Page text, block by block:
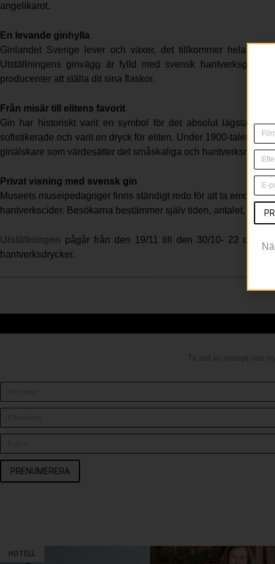
angelikarot.
En levande ginhylla
Ginlandet Sverige lever och växer, det tillkommer hela
Utställningens ginvägg är fylld med svensk hantverksgin
producenter att ställa dit sina flaskor.
Från misär till elitens favorit
Gin har historiskt varit en symbol för det absolut lägsta hos
sofistikerade och varit en dryck för eliten. Under 1900-talets
ginälskare som värdesätter det småskaliga och
Privat visning med svensk gin
Museets museipedagoger finns ständigt redo för att ta emot
hantverkscider. Besökarna bestämmer själv tiden, antalet, och
Utställningen pågår från den 19/11 till den 30/10- 22 och
hantverksdrycker.
Ta del av recept och
PRENUMERERA
HOTELL